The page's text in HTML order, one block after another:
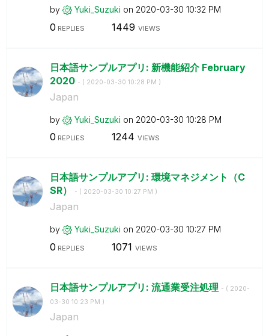
by Yuki_Suzuki on ‎2020-03-30 10:32 PM
0 REPLIES 1449 VIEWS
日本語サンプルアプリ: 新機能紹介 February
2020 - ( ‎2020-03-30 10:28 PM )
Japan
by Yuki_Suzuki on ‎2020-03-30 10:28 PM
0 REPLIES 1244 VIEWS
日本語サンプルアプリ: 環境マネジメント（C
SR）
- ( ‎2020-03-30 10:27 PM )
Japan
by Yuki_Suzuki on ‎2020-03-30 10:27 PM
0 REPLIES 1071 VIEWS
日本語サンプルアプリ: 流通業受注処理 - ( ‎2020-
03-30 10:23 PM )
Japan